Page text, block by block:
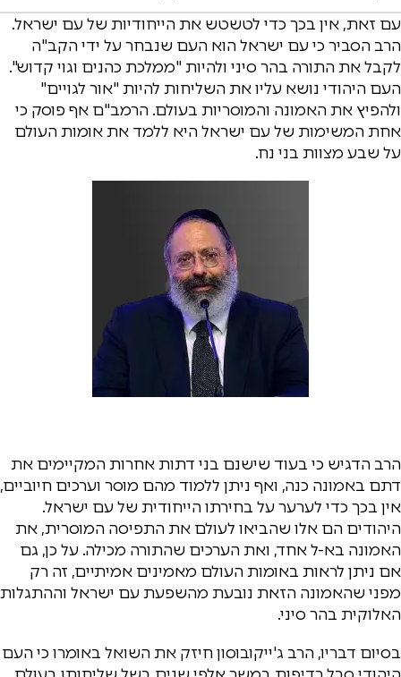
עם זאת, אין בכך כדי לטשטש את הייחודיות של עם ישראל.
הרב הסביר כי עם ישראל הוא העם שנבחר על ידי הקב"ה
לקבל את התורה בהר סיני ולהיות "ממלכת כהנים וגוי קדוש".
העם היהודי נושא עליו את השליחות להיות "אור לגויים"
ולהפיץ את האמונה והמוסריות בעולם. הרמב"ם אף פוסק כי
אחת המשימות של עם ישראל היא ללמד את אומות העולם
על שבע מצוות בני נח.
הרב הדגיש כי בעוד שישנם בני דתות אחרות המקיימים את
דתם באמונה כנה, ואף ניתן ללמוד מהם מוסר וערכים חיוביים,
אין בכך כדי לערער על בחירתו הייחודית של עם ישראל.
היהודים הם אלו שהביאו לעולם את התפיסה המוסרית, את
האמונה בא-ל אחד, ואת הערכים שהתורה מכילה. על כן, גם
אם ניתן לראות באומות העולם מאמינים אמיתיים, זה רק
מפני שהאמונה הזאת נובעת מהשפעת עם ישראל וההתגלות
האלוקית בהר סיני.
בסיום דבריו, הרב ג'ייקובוסון חיזק את השואל באומרו כי העם